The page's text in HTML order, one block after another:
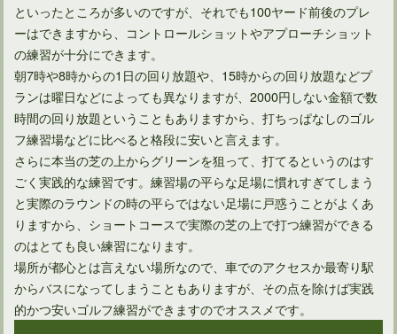
ゴルフ場が気温5度でも楽しめる寒さを感じない服装とは
ゴルフコンペに誘われたけれど行きたくない場合の断わり方
といったところが多いのですが、それでも100ヤード前後のプレ
ーはできますから、コントロールショットやアプローチショット
の練習が十分にできます。
朝7時や8時からの1日の回り放題や、15時からの回り放題などプ
ランは曜日などによっても異なりますが、2000円しない金額で数
時間の回り放題ということもありますから、打ちっぱなしのゴル
フ練習場などに比べると格段に安いと言えます。
さらに本当の芝の上からグリーンを狙って、打てるというのはす
ごく実践的な練習です。練習場の平らな足場に慣れすぎてしまう
と実際のラウンドの時の平らではない足場に戸惑うことがよくあ
りますから、ショートコースで実際の芝の上で打つ練習ができる
のはとても良い練習になります。
場所が都心とは言えない場所なので、車でのアクセスか最寄り駅
からバスになってしまうこともありますが、その点を除けば実践
的かつ安いゴルフ練習ができますのでオススメです。